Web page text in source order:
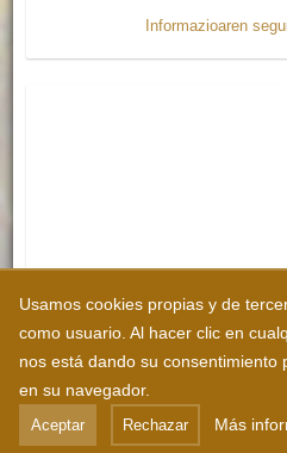
Usamos cookies propias y de
como usuario. Al hacer clic en
nos está dando su consentimiento
en su navegador.
Aceptar Rechazar Más
Informazioaren